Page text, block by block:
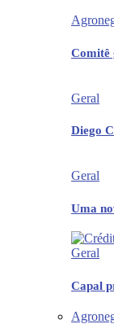
Comitê
Geral
Diego
Geral
Uma
Geral
Capal